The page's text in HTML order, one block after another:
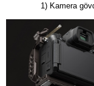
1) Kamera